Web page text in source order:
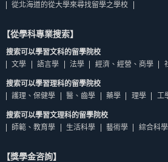
從北海道的從大學來尋找留學之學校
【從學科專業搜索】
搜索可以學習文科的留學院校
文學
語言學 法學 經濟、經營、商學
搜索可以學習理科的留學院校
護理、保健學
醫、齒學 藥學 理學 工
搜索可以學習文理科的留學院校
師範、教育學
生活科學 藝術學 綜合科學
【獎學金咨詢】